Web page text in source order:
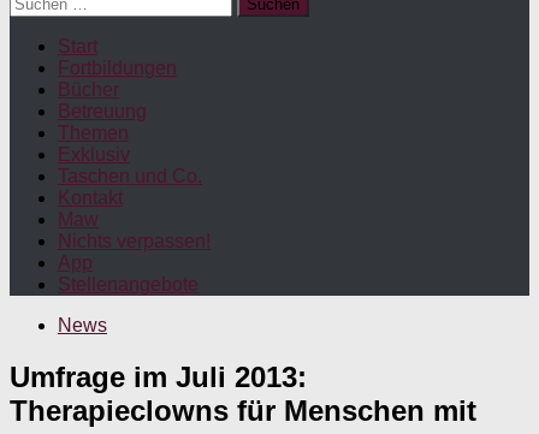
nach:
Start
Fortbildungen
Bücher
Betreuung
Themen
Exklusiv
Taschen und Co.
Kontakt
Maw
Nichts verpassen!
App
Stellenangebote
News
Umfrage im Juli 2013:
Therapieclowns für Menschen mit